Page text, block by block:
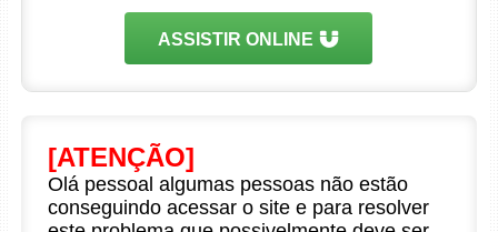
ASSISTIR ONLINE
[ATENÇÃO]
Olá pessoal algumas pessoas não estão
conseguindo acessar o site e para resolver